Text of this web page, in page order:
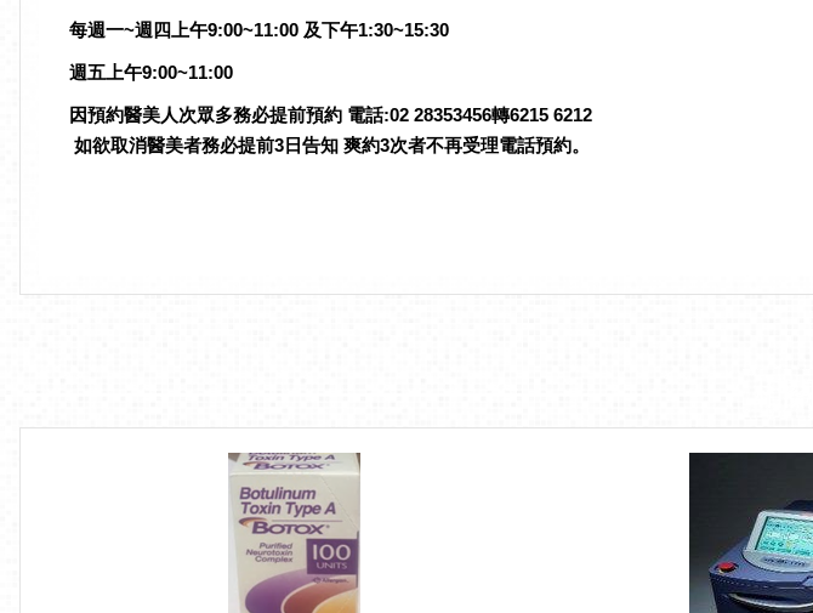
每週一~週四上午9:00~11:00 及下午1:30~15:30
週五上午9:00~11:00
因預約醫美人次眾多務必提前預約 電話:02 28353456轉6215 6212
如欲取消醫美者務必提前3日告知 爽約3次者不再受理電話預約。